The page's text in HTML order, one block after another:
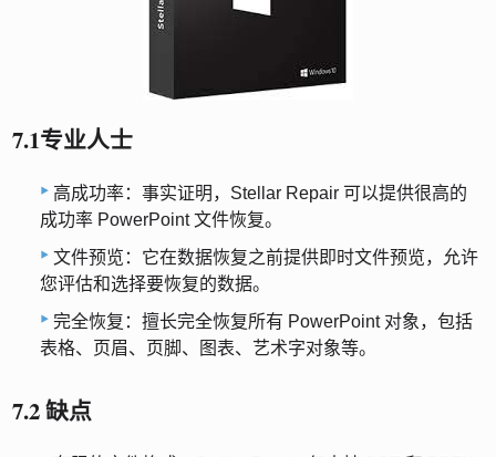
7.1专业人士
高成功率：事实证明，Stellar Repair 可以提供很高的
成功率 PowerPoint 文件恢复。
文件预览：它在数据恢复之前提供即时文件预览，允许
您评估和选择要恢复的数据。
完全恢复：擅长完全恢复所有 PowerPoint 对象，包括
表格、页眉、页脚、图表、艺术字对象等。
7.2 缺点